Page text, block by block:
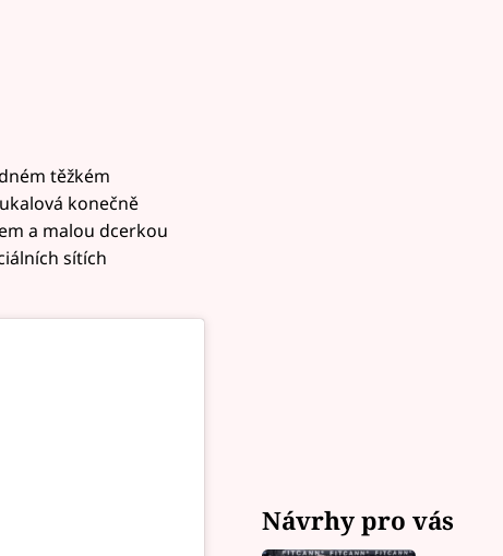
těžkém
konečně
a malou dcerkou
sítích
Návrhy pro vás